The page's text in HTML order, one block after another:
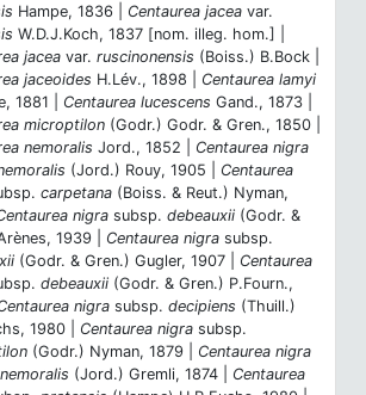
Hampe, 1836 | Centaurea jacea var.
W.D.J.Koch, 1837 [nom. illeg. hom.] |
jacea var. ruscinonensis (Boiss.) B.Bock |
jaceoides H.Lév., 1898 | Centaurea lamyi
1881 | Centaurea lucescens Gand., 1873 |
microptilon (Godr.) Godr. & Gren., 1850 |
nemoralis Jord., 1852 | Centaurea nigra
(Jord.) Rouy, 1905 | Centaurea
carpetana (Boiss. & Reut.) Nyman,
nigra subsp. debeauxii (Godr. &
1939 | Centaurea nigra subsp.
(Godr. & Gren.) Gugler, 1907 | Centaurea
debeauxii (Godr. & Gren.) P.Fourn.,
nigra subsp. decipiens (Thuill.)
1980 | Centaurea nigra subsp.
(Godr.) Nyman, 1879 | Centaurea nigra
nemoralis (Jord.) Gremli, 1874 | Centaurea